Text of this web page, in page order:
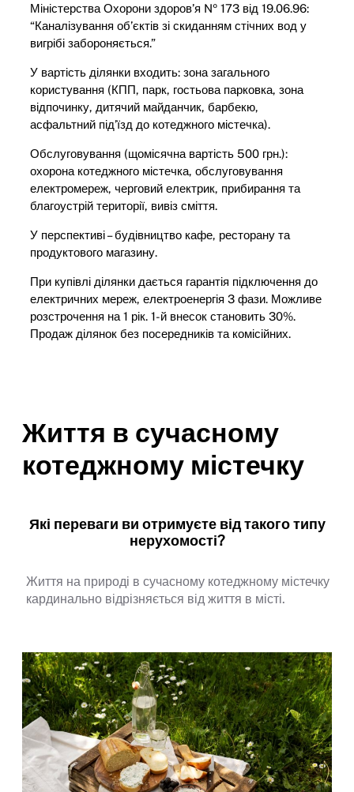
Міністерства Охорони здоров’я № 173 від 19.06.96:
“Каналізування об’єктів зі скиданням стічних вод у
вигрібі забороняється.”
У вартість ділянки входить: зона загального
користування (КПП, парк, гостьова парковка, зона
відпочинку, дитячий майданчик, барбекю,
асфальтний під’їзд до котеджного містечка).
Обслуговування (щомісячна вартість 500 грн.):
охорона котеджного містечка, обслуговування
електромереж, черговий електрик, прибирання та
благоустрій території, вивіз сміття.
У перспективі – будівництво кафе, ресторану та
продуктового магазину.
При купівлі ділянки дається гарантія підключення до
електричних мереж, електроенергія 3 фази. Можливе
розстрочення на 1 рік. 1-й внесок становить 30%.
Продаж ділянок без посередників та комісійних.
Життя в сучасному
котеджному містечку
Які переваги ви отримуєте від такого типу
нерухомості?
Життя на природі в сучасному котеджному містечку
кардинально відрізняється від життя в місті.